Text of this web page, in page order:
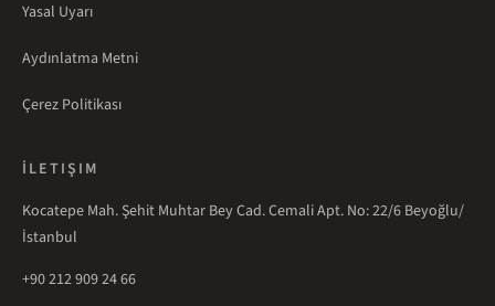
Yasal Uyarı
Aydınlatma Metni
Çerez Politikası
İLETIŞIM
Kocatepe Mah. Şehit Muhtar Bey Cad. Cemali Apt. No: 22/6 Beyoğlu/
İstanbul
+90 212 909 24 66